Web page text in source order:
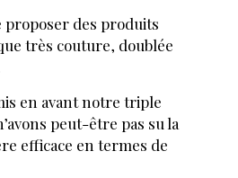
proposer des produits
très couture, doublée
en avant notre triple
peut-être pas su la
efficace en termes de